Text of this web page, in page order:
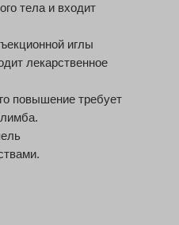
тела и входит
иглы
лекарственное
повышение требует